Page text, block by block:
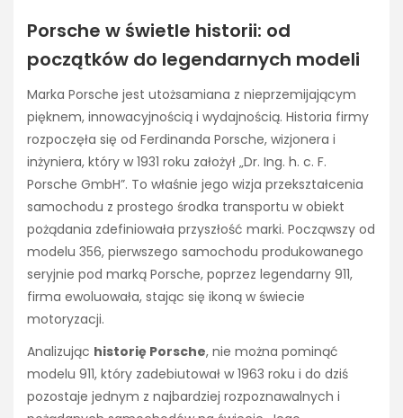
Porsche w świetle historii: od
początków do legendarnych modeli
Marka Porsche jest utożsamiana z nieprzemijającym
pięknem, innowacyjnością i wydajnością. Historia firmy
rozpoczęła się od Ferdinanda Porsche, wizjonera i
inżyniera, który w 1931 roku założył „Dr. Ing. h. c. F.
Porsche GmbH”. To właśnie jego wizja przekształcenia
samochodu z prostego środka transportu w obiekt
pożądania zdefiniowała przyszłość marki. Począwszy od
modelu 356, pierwszego samochodu produkowanego
seryjnie pod marką Porsche, poprzez legendarny 911,
firma ewoluowała, stając się ikoną w świecie
motoryzacji.
Analizując historię Porsche, nie można pominąć
modelu 911, który zadebiutował w 1963 roku i do dziś
pozostaje jednym z najbardziej rozpoznawalnych i